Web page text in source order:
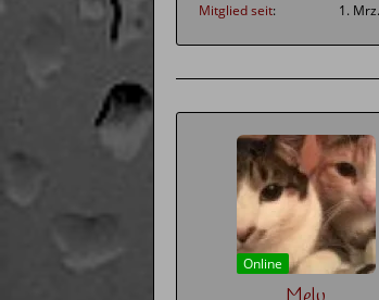
Mitglied seit
1.
Online